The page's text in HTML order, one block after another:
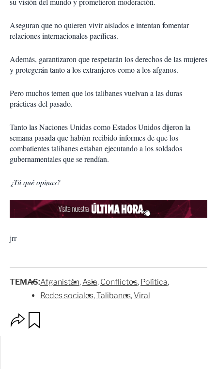
Aseguran que no quieren vivir aislados e intentan fomentar
relaciones internacionales pacíficas.
Además, garantizaron que respetarán los derechos de las mujeres
y protegerán tanto a los extranjeros como a los afganos.
Pero muchos temen que los talibanes vuelvan a las duras
prácticas del pasado.
Tanto las Naciones Unidas como Estados Unidos dijeron la
semana pasada que habían recibido informes de que los
combatientes talibanes estaban ejecutando a los soldados
gubernamentales que se rendían.
¿Tú qué opinas?
jrr
TEMAS:Afganistán Asia Conflictos Política
Redes sociales Talibanes Viral
p